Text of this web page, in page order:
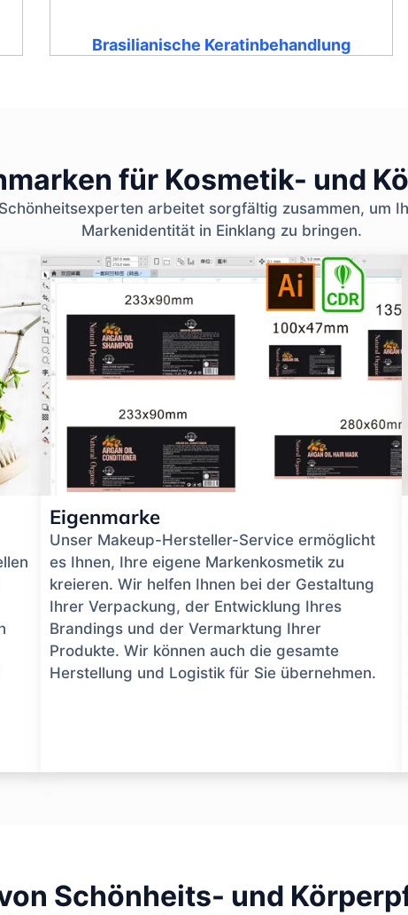
Brasilianische Keratinbehandlung
für Kosmetik- und
arbeitet sorgfältig zusammen, um
Markenidentität in Einklang zu bringen.
Eigenmarke
Unser Makeup-Hersteller-Service ermöglicht
es Ihnen, Ihre eigene Markenkosmetik zu
kreieren. Wir helfen Ihnen bei der Gestaltung
Ihrer Verpackung, der Entwicklung Ihres
Brandings und der Vermarktung Ihrer
Produkte. Wir können auch die gesamte
Herstellung und Logistik für Sie übernehmen.
Schönheits- und